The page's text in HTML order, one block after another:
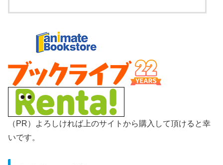
（PR）よろしければ上のサイトから購入して頂けると幸
いです。